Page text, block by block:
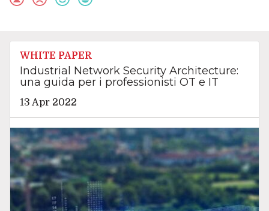
WHITE PAPER
Industrial Network Security Architecture:
una guida per i professionisti OT e IT
13 Apr 2022